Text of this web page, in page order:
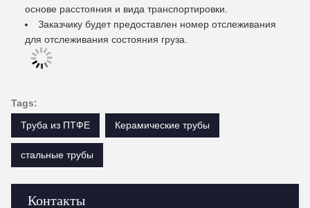
Контакты
основе расстояния и вида транспортировки.
Заказчику будет предоставлен номер отслеживания
для отслеживания состояния груза.
Tags:
Труба из ПТФЕ
Керамические трубы
стальные трубы